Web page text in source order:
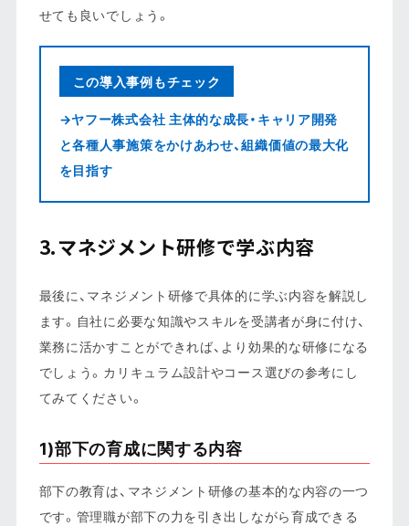
せても良いでしょう。
この導入事例もチェック
→ヤフー株式会社 主体的な成長・キャリア開発
と各種人事施策をかけあわせ、組織価値の最大化
を目指す
3.マネジメント研修で学ぶ内容
最後に、マネジメント研修で具体的に学ぶ内容を解説し
ます。自社に必要な知識やスキルを受講者が身に付け、
業務に活かすことができれば、より効果的な研修になる
でしょう。カリキュラム設計やコース選びの参考にし
てみてください。
1)部下の育成に関する内容
部下の教育は、マネジメント研修の基本的な内容の一つ
です。管理職が部下の力を引き出しながら育成できる